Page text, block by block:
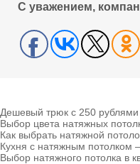
С уважением,
Дешевый трюк с 250 рублями
Выбор цвета натяжных
Как выбрать натяжной
Кухня с натяжным потолком
Выбор натяжного потолка в